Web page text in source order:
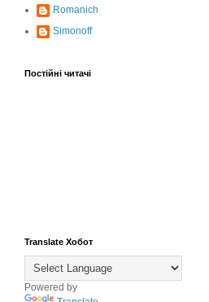
Romanich
Simonoff
Постійні читачі
Translate Хобот
Powered by